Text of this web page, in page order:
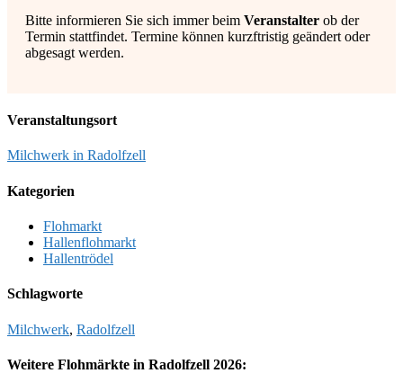
Bitte informieren Sie sich immer beim Veranstalter ob der
Termin stattfindet. Termine können kurzftristig geändert oder
abgesagt werden.
Veranstaltungsort
Milchwerk in Radolfzell
Kategorien
Flohmarkt
Hallenflohmarkt
Hallentrödel
Schlagworte
Milchwerk, Radolfzell
Weitere Flohmärkte in Radolfzell 2026: